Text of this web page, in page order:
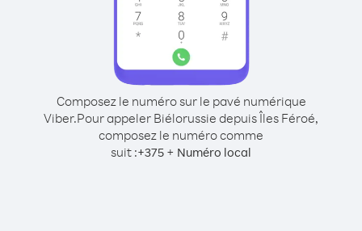
Composez le numéro sur le pavé numérique
Viber.Pour appeler Biélorussie depuis Îles Féroé,
composez le numéro comme
suit :+375 + Numéro local